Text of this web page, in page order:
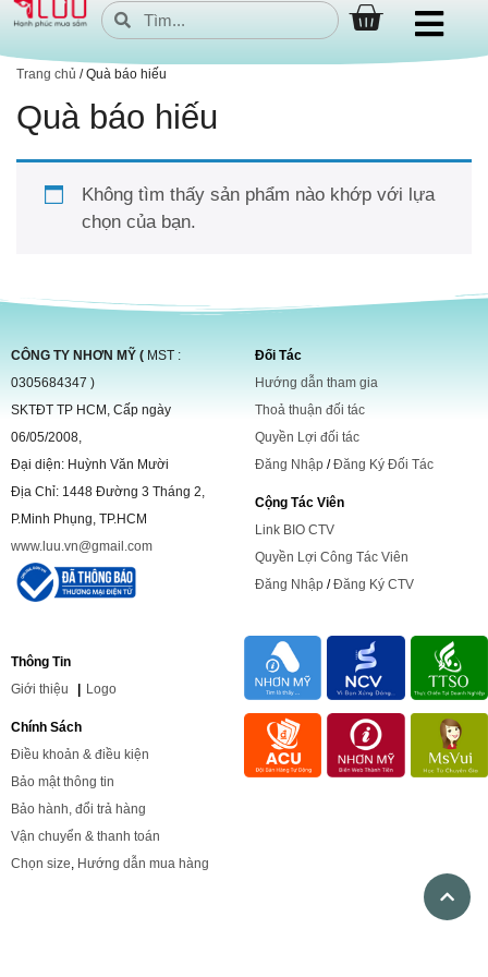
Trang chủ / Quà báo hiếu
Quà báo hiếu
Không tìm thấy sản phẩm nào khớp với lựa
chọn của bạn.
CÔNG TY NHƠN MỸ ( MST :
0305684347 )
SKTĐT TP HCM, Cấp ngày
06/05/2008,
Đại diện: Huỳnh Văn Mười
Địa Chỉ: 1448 Đường 3 Tháng 2,
P.Minh Phụng, TP.HCM
www.luu.vn@gmail.com
Đối Tác
Hướng dẫn tham gia
Thoả thuận đối tác
Quyền Lợi đối tác
Đăng Nhập /Đăng Ký Đối Tác
Cộng Tác Viên
Link BIO CTV
Quyền Lợi Công Tác Viên
Đăng Nhập /Đăng Ký CTV
Thông Tin
Giới thiệu Logo
Chính Sách
Điều khoản & điều kiện
Bảo mật thông tin
Bảo hành, đổi trả hàng
Vận chuyển & thanh toán
Chọn size, Hướng dẫn mua hàng